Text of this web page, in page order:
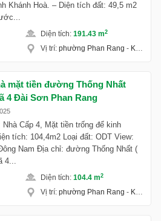
Khánh Hoà. – Diện tích đất: 49,5 m2
Diện tích: 191.43 m2
Vị trí: phường Phan Rang - Khánh Hoà
mặt tiền đường Thống Nhất
4 Đài Sơn Phan Rang
Nhà Cấp 4, Mặt tiền trống để kinh
tích: 104,4m2 Loại đất: ODT View:
Nam Địa chỉ: đường Thống Nhất (
4...
Diện tích: 104.4 m2
Vị trí: phường Phan Rang - Khánh Hoà